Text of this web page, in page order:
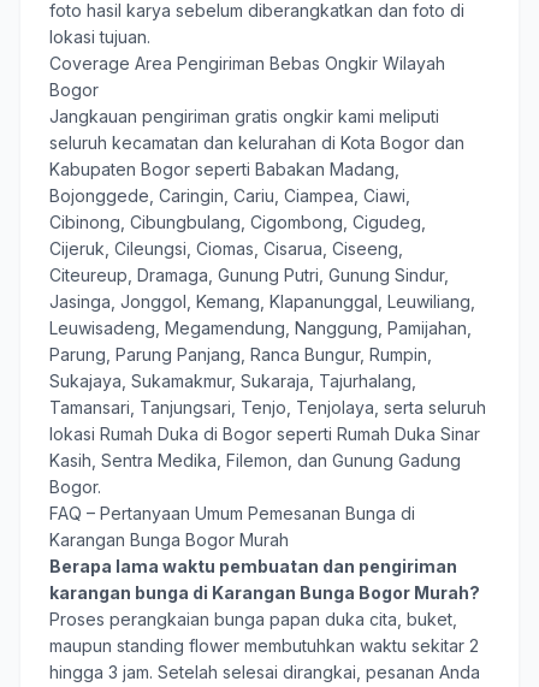
foto hasil karya sebelum diberangkatkan dan foto di
lokasi tujuan.
Coverage Area Pengiriman Bebas Ongkir Wilayah
Bogor
Jangkauan pengiriman gratis ongkir kami meliputi
seluruh kecamatan dan kelurahan di Kota Bogor dan
Kabupaten Bogor seperti Babakan Madang,
Bojonggede, Caringin, Cariu, Ciampea, Ciawi,
Cibinong, Cibungbulang, Cigombong, Cigudeg,
Cijeruk, Cileungsi, Ciomas, Cisarua, Ciseeng,
Citeureup, Dramaga, Gunung Putri, Gunung Sindur,
Jasinga, Jonggol, Kemang, Klapanunggal, Leuwiliang,
Leuwisadeng, Megamendung, Nanggung, Pamijahan,
Parung, Parung Panjang, Ranca Bungur, Rumpin,
Sukajaya, Sukamakmur, Sukaraja, Tajurhalang,
Tamansari, Tanjungsari, Tenjo, Tenjolaya, serta seluruh
lokasi Rumah Duka di Bogor seperti Rumah Duka Sinar
Kasih, Sentra Medika, Filemon, dan Gunung Gadung
Bogor.
FAQ – Pertanyaan Umum Pemesanan Bunga di
Karangan Bunga Bogor Murah
Berapa lama waktu pembuatan dan pengiriman
karangan bunga di Karangan Bunga Bogor Murah?
Proses perangkaian bunga papan duka cita, buket,
maupun standing flower membutuhkan waktu sekitar 2
hingga 3 jam. Setelah selesai dirangkai, pesanan Anda